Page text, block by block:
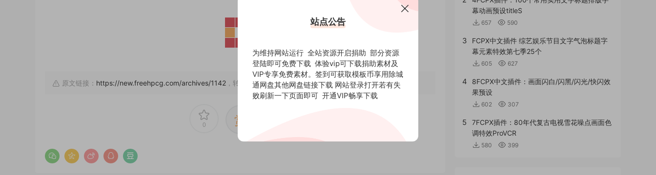
原文链接： https://new.freehpcg.com/archives/1142 ，转载请注明出处。
0 赏
幕动画预设titleS
657 590
3
FCPX中文插件 综艺娱乐节目文字气泡标题字
幕元素特效第七季25个
605 627
4
8FCPX中文插件：画面闪白/闪黑/闪光/快闪效
果预设
602 307
5
7FCPX插件：80年代复古电视雪花噪点画面色
调特效ProVCR
580 399
站点公告
为维持网站运行 全站资源开启捐助 部分资源
登陆即可免费下载 体验vip可下载捐助素材及
VIP专享免费素材。签到可获取模板币享用除城
通网盘其他网盘链接下载 网站登录打开若有失
败刷新一下页面即可 开通VIP畅享下载